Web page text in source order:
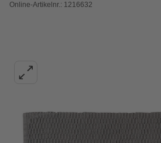
Online-Artikelnr.: 1216632